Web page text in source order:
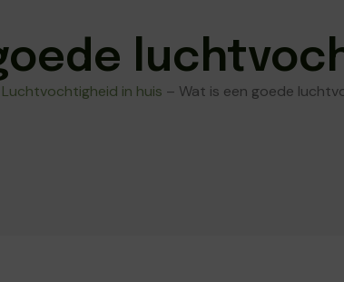
Luchtvochtigheid in huis – Wat is een goede